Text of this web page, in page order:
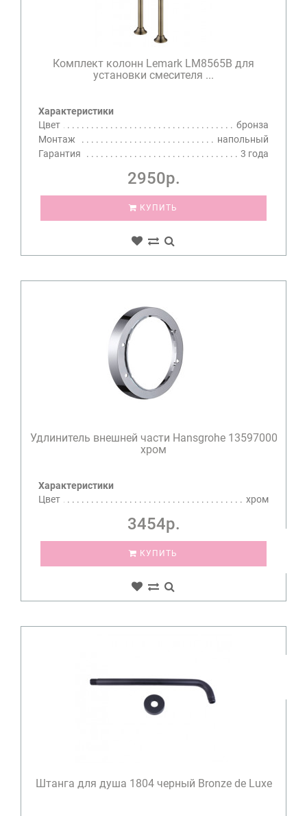
Комплект колонн Lemark LM8565B для
установки смесителя ...
Характеристики
Цвет
бронза
Монтаж
напольный
Гарантия
3 года
2950р.
КУПИТЬ
Удлинитель внешней части Hansgrohe 13597000
хром
Характеристики
Цвет
хром
3454р.
КУПИТЬ
Штанга для душа 1804 черный Bronze de Luxe